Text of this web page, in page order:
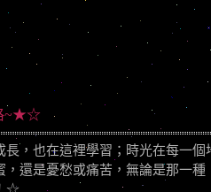
~★☆
，也在這裡學習；時光在每一個
，還是憂愁或痛苦，無論是那一
☆